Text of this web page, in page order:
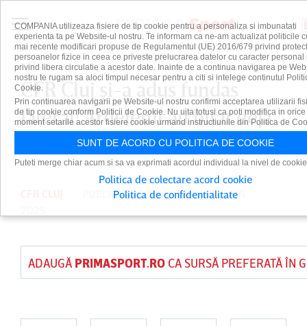
CFR Cluj şi-a adus fundaş
lateral! Ardelenii au bifat deja
3 transferuri
PUBLICAT DEDAIAN CUTUPE 7 IUN
ADAUGĂ PRIMASPORT.ROCA SURSĂ PREFERATĂ ÎN
COMPANIA utilizeaza fisiere de tip cookie pentru a personaliza si imbunatati
experienta ta pe Website-ul nostru. Te informam ca ne-am actualizat politicile
mai recente modificari propuse de Regulamentul (UE) 2016/679 privind
persoanelor fizice in ceea ce priveste prelucrarea datelor cu caracter personal
privind libera circulatie a acestor date. Inainte de a continua navigarea pe
nostru te rugam sa aloci timpul necesar pentru a citi si intelege continutul
Cookie.
Prin continuarea navigarii pe Website-ul nostru confirmi acceptarea utilizarii
de tip cookie conform Politicii de Cookie. Nu uita totusi ca poti modifica in orice
moment setarile acestor fisiere cookie urmand instructiunile din Politica de
SUNT DE ACORD CU POLITICA DE COOKIE
Puteti merge chiar acum si sa va exprimati acordul individual la nivel de
Politica de colectare acord cookie
Politica de confidentialitate